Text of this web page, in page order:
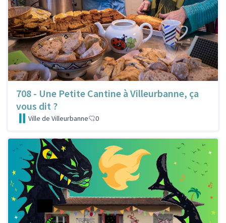
708 - Une Petite Cantine à Villeurbanne, ça
vous dit ?
Ville de Villeurbanne 0